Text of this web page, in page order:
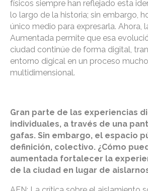
físicos siempre han reflejado esta
lo largo de la historia; sin embargo,
único medio para expresarla. Ahora,
Aumentada permite que esa
ciudad continúe de forma digital,
entorno digical en un proceso
multidimensional.
Gran parte de las experiencias
individuales, a través de una
gafas. Sin embargo, el espacio
definición, colectivo. ¿Cómo
aumentada fortalecer la
de la ciudad en lugar de